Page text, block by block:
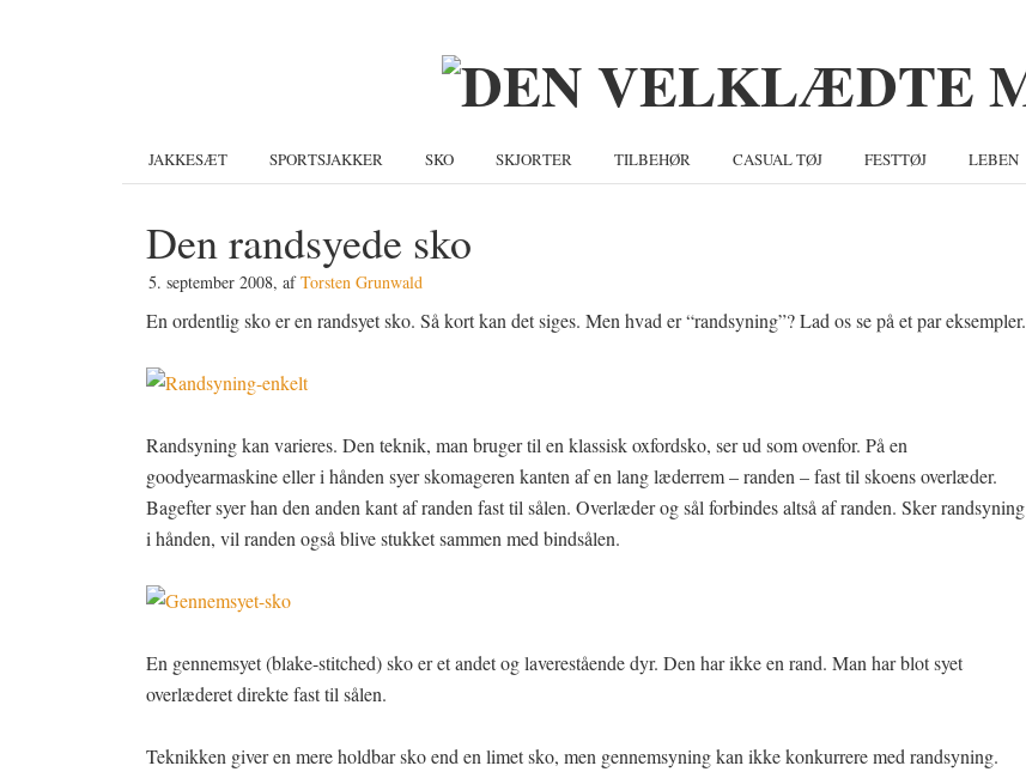
JAKKESÆT SPORTSJAKKER SKO SKJORTER TILBEHØR CASUAL TØJ FESTTØJ LEBEN
Den randsyede sko
5. september 2008, afTorsten Grunwald
En ordentlig sko er en randsyet sko. Så kort kan det siges. Men hvad er “randsyning”? Lad os se på et par eksempler.
Randsyning kan varieres. Den teknik, man bruger til en klassisk oxfordsko, ser ud som ovenfor. På en
goodyearmaskine eller i hånden syer skomageren kanten af en lang læderrem – randen – fast til skoens overlæder.
Bagefter syer han den anden kant af randen fast til sålen. Overlæder og sål forbindes altså af randen. Sker randsyning
i hånden, vil randen også blive stukket sammen med bindsålen.
En gennemsyet (blake-stitched) sko er et andet og laverestående dyr. Den har ikke en rand. Man har blot syet
overlæderet direkte fast til sålen.
Teknikken giver en mere holdbar sko end en limet sko, men gennemsyning kan ikke konkurrere med randsyning.